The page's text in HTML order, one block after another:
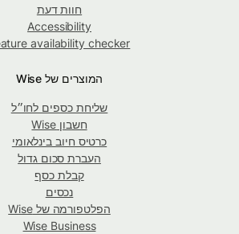
חוות דעת
Accessibility
Feature availability checker
המוצרים של Wise
שליחת כספים לחו״ל
חשבון Wise
כרטיס חיוב בינלאומי
העברת סכום גדול
קבלת כסף
נכסים
הפלטפורמה של Wise
Wise Business